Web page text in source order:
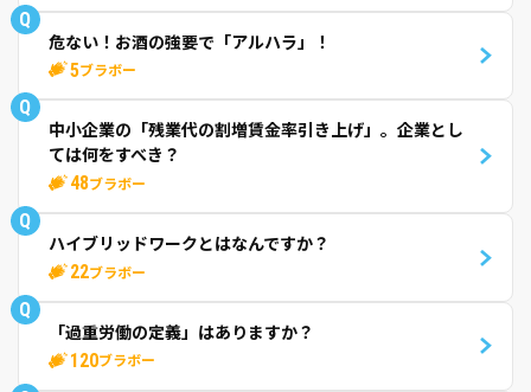
Q
危ない！お酒の強要で「アルハラ」！
5ブラボー
Q
中小企業の「残業代の割増賃金率引き上げ」。企業とし
ては何をすべき？
48ブラボー
Q
ハイブリッドワークとはなんですか？
22ブラボー
Q
「過重労働の定義」はありますか？
120ブラボー